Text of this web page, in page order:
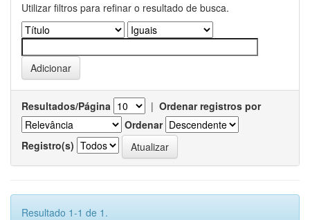
Utilizar filtros para refinar o resultado de busca.
Resultados/Página | Ordenar registros por
Ordenar
Registro(s)
Resultado 1-1 de 1.